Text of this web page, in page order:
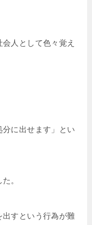
人として色々覚え
に出せます」とい
。
すという行為が難